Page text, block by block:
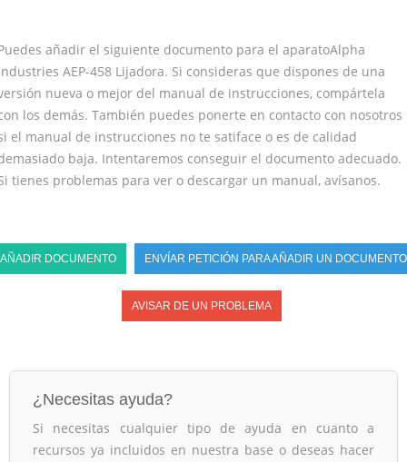
añadir el siguiente documento para el aparatoAlpha
AEP-458 Lijadora. Si consideras que dispones de una
nueva o mejor del manual de instrucciones, compártela
los demás. También puedes ponerte en contacto con nosotros
el manual de instrucciones no te satiface o es de calidad
baja. Intentaremos conseguir el documento adecuado.
tienes problemas para ver o descargar un manual, avísanos.
AÑADIR DOCUMENTO ENVÍAR PETICIÓN PARA AÑADIR UN DOCUMENTO
AVISAR DE UN PROBLEMA
¿Necesitas ayuda?
Si necesitas cualquier tipo de ayuda en cuanto a
recursos ya incluidos en nuestra base o deseas hacer